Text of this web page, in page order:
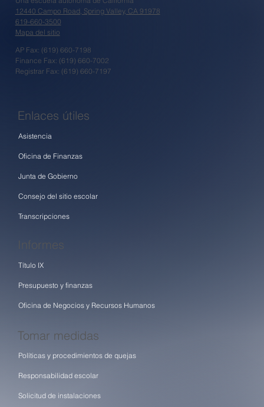
12440 Campo Road, Spring Valley, CA 91978
619-660-3500
Mapa del sitio
Enlaces útiles
Asistencia
Oficina de Finanzas
Junta de Gobierno
Consejo del sitio escolar
Transcripciones
Informes
Título IX
Presupuesto y finanzas
Oficina de Negocios y Recursos Humanos
Tomar medidas
Políticas y procedimientos de quejas
Responsabilidad escolar
Solicitud de instalaciones
AP Fax: (619) 660-7198
Finance Fax: (619) 660-7002
Registrar Fax: (619) 660-7197